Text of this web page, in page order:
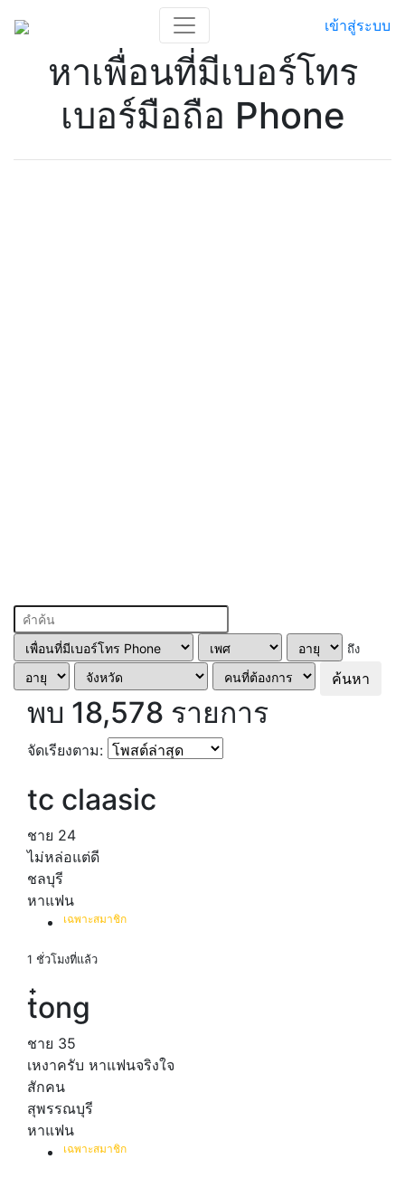
เข้าสู่ระบบ
หาเพื่อนที่มีเบอร์โทร
เบอร์มือถือ Phone
ถึง
ค้นหา
พบ 18,578 รายการ
จัดเรียงตาม:
tc claasic
ชาย 24
ไม่หล่อแต่ดี
ชลบุรี
หาแฟน
เฉพาะสมาชิก
1 ชั่วโมงที่แล้ว
t๋ong
ชาย 35
เหงาครับ หาแฟนจริงใจ
สักคน
สุพรรณบุรี
หาแฟน
เฉพาะสมาชิก